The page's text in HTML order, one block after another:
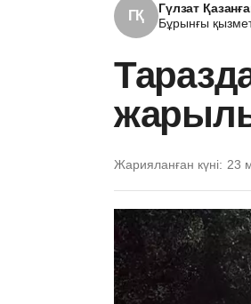
ГҚ
Гүлзат
Бұрынғы
Жарияланған күні: 23